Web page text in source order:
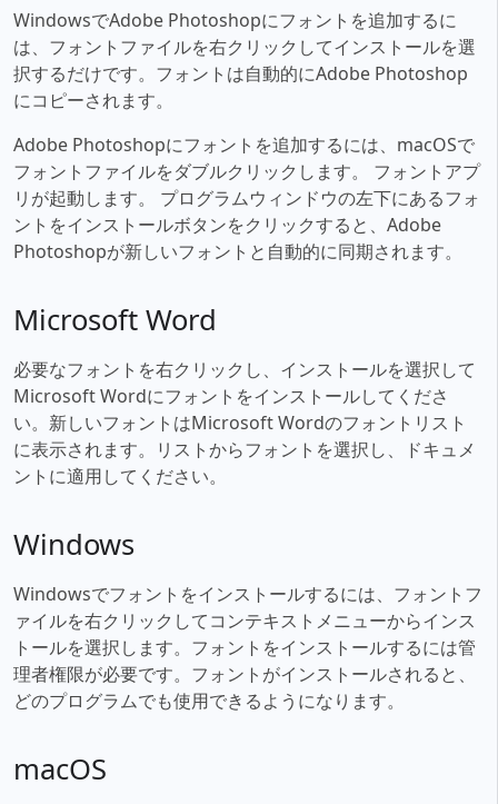
WindowsでAdobe Photoshopにフォントを追加するに
は、フォントファイルを右クリックしてインストールを選
択するだけです。フォントは自動的にAdobe Photoshop
にコピーされます。
Adobe Photoshopにフォントを追加するには、macOSで
フォントファイルをダブルクリックします。 フォントアプ
リが起動します。 プログラムウィンドウの左下にあるフォ
ントをインストールボタンをクリックすると、Adobe
Photoshopが新しいフォントと自動的に同期されます。
Microsoft Word
必要なフォントを右クリックし、インストールを選択して
Microsoft Wordにフォントをインストールしてくださ
い。新しいフォントはMicrosoft Wordのフォントリスト
に表示されます。リストからフォントを選択し、ドキュメ
ントに適用してください。
Windows
Windowsでフォントをインストールするには、フォントフ
ァイルを右クリックしてコンテキストメニューからインス
トールを選択します。フォントをインストールするには管
理者権限が必要です。フォントがインストールされると、
どのプログラムでも使用できるようになります。
macOS